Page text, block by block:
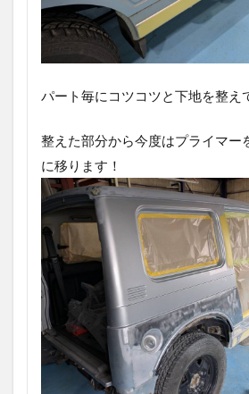
パート毎にコツコツと下地を整え
整えた部分から今度はプライマー
に移ります！